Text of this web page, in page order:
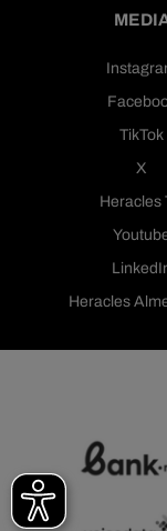
TikTok
X
Heracles
Heracles